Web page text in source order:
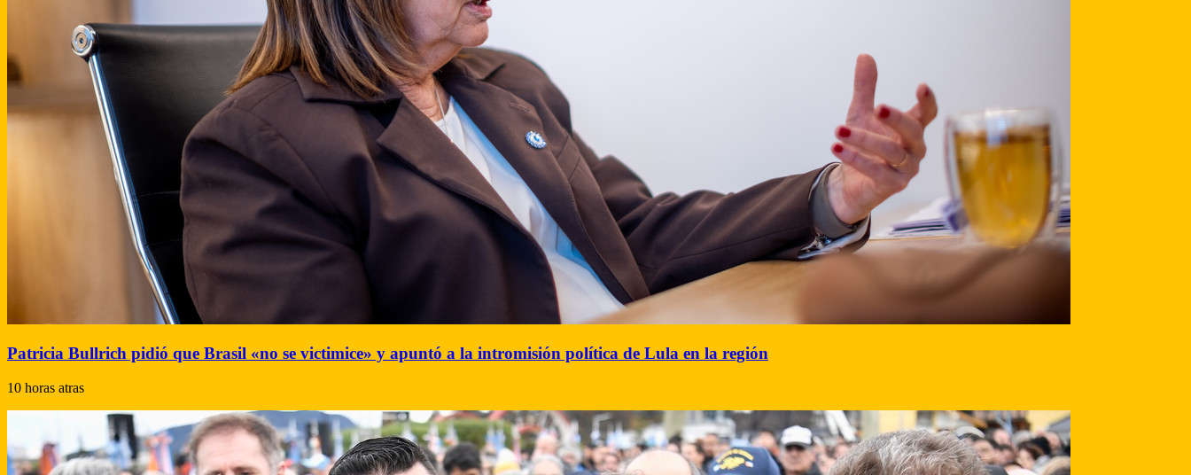
Patricia Bullrich pidió que Brasil «no se victimice» y apuntó a la intromisión política de Lula en la región
10 horas atras